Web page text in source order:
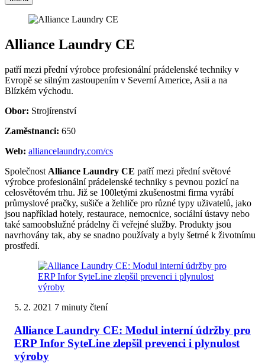
Alliance Laundry CE
patří mezi přední výrobce profesionální prádelenské techniky v
Evropě se silným zastoupením v Severní Americe, Asii a na
Blízkém východu.
Obor: Strojírenství
Zaměstnanci: 650
Web: alliancelaundry.com/cs
Společnost Alliance Laundry CE patří mezi přední světové
výrobce profesionální prádelenské techniky s pevnou pozicí na
celosvětovém trhu. Již se 100letými zkušenostmi firma vyrábí
průmyslové pračky, sušiče a žehliče pro různé typy uživatelů, jako
jsou například hotely, restaurace, nemocnice, sociální ústavy nebo
také samoobslužné prádelny či veřejné služby. Produkty jsou
navrhovány tak, aby se snadno používaly a byly šetrné k životnímu
prostředí.
5. 2. 2021 7 minuty čtení
Alliance Laundry CE: Modul interní údržby pro
ERP Infor SyteLine zlepšil prevenci i plynulost
výroby